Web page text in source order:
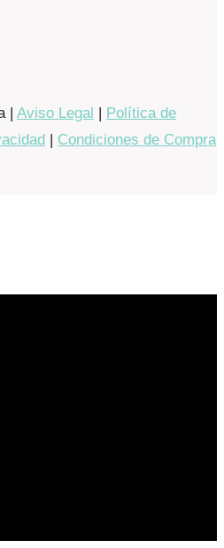
| Aviso Legal | Política de
| Condiciones de Compra